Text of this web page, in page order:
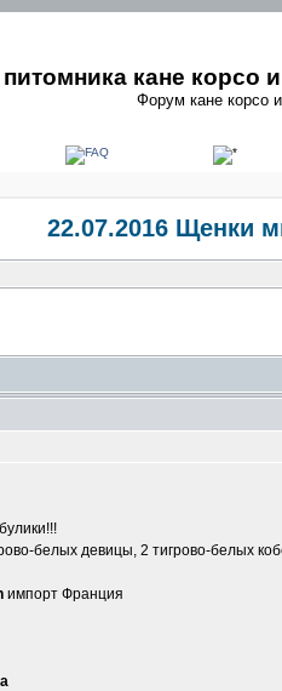
кане корсо
Форум кане корсо
22.07.2016 Щенки
белых девицы, 2 тигрово-белых
импорт Франция